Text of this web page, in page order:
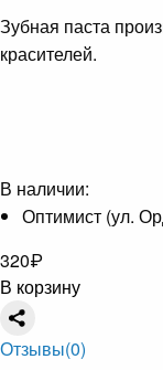
Зубная паста
красителей.
В наличии:
Оптимист (ул.
320₽
В корзину
Отзывы(0)